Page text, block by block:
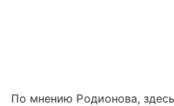
По мнению Родионова,